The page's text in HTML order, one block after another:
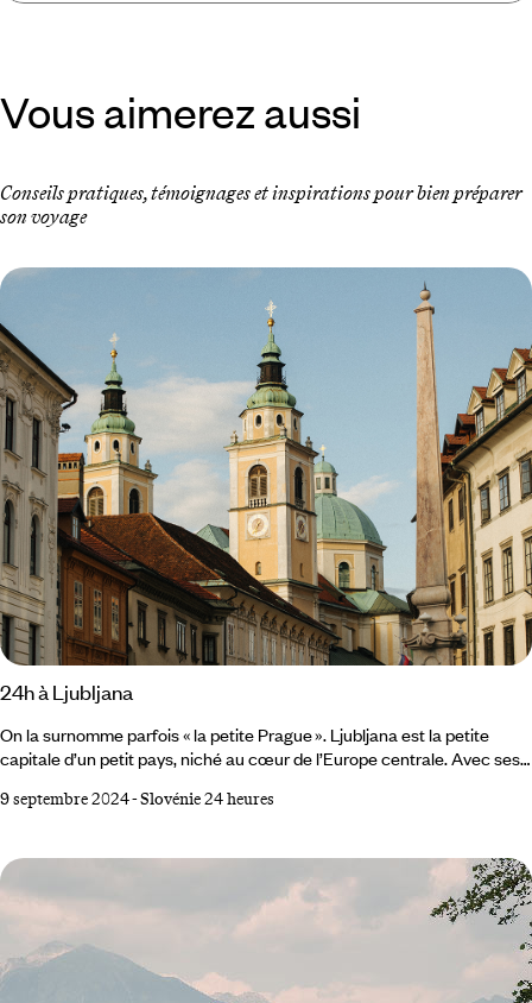
Vous aimerez aussi
Conseils pratiques, témoignages et inspirations pour bien préparer
son voyage
24h à Ljubljana
On la surnomme parfois « la petite Prague ». Ljubljana est la petite
capitale d’un petit pays, niché au cœur de l’Europe centrale. Avec ses
différent des autres capitales européennes. Capitale verte d’un pays
son centre. Sur les quais, les places, le long des avenues tranquilles
partagées par les piétons et les cyclistes, la végétation est
omniprésente.
9 septembre 2024-Slovénie 24 heures